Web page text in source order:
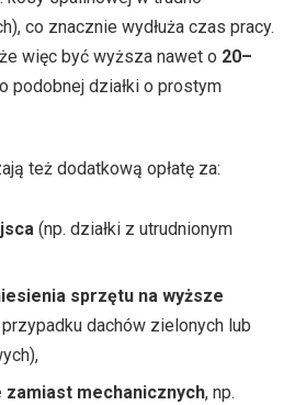
co znacznie wydłuża czas pracy.
więc być wyższa nawet o 20–
podobnej działki o prostym
też dodatkową opłatę za:
(np. działki z utrudnionym
sprzętu na wyższe
dachów zielonych lub
zamiast mechanicznych, np.